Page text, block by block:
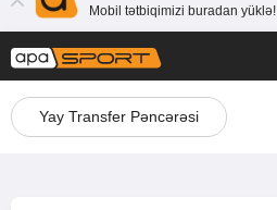
Mobil tətbiqimizi buradan yüklə!
Yay Transfer Pəncərəsi